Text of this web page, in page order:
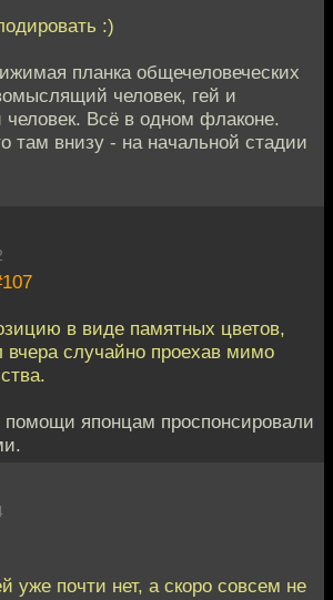
:)
планка общечеловеческих
человек, гей и
человек. Всё в одном флаконе.
там внизу - на начальной стадии
в виде памятных цветов,
вчера случайно проехав мимо
помощи японцам проспонсировали
уже почти нет, а скоро совсем не